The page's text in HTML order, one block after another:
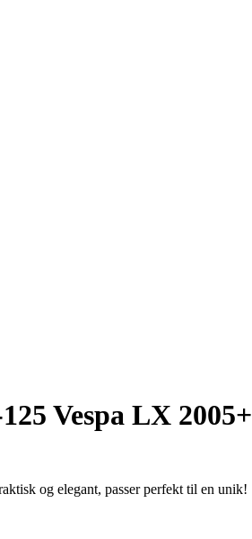
Vespa LX 2005+
og elegant, passer perfekt til en unik!